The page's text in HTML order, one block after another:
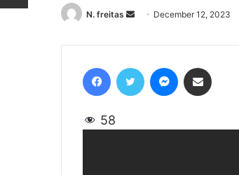
N. freitas
Send
email
December 12, 2023
58